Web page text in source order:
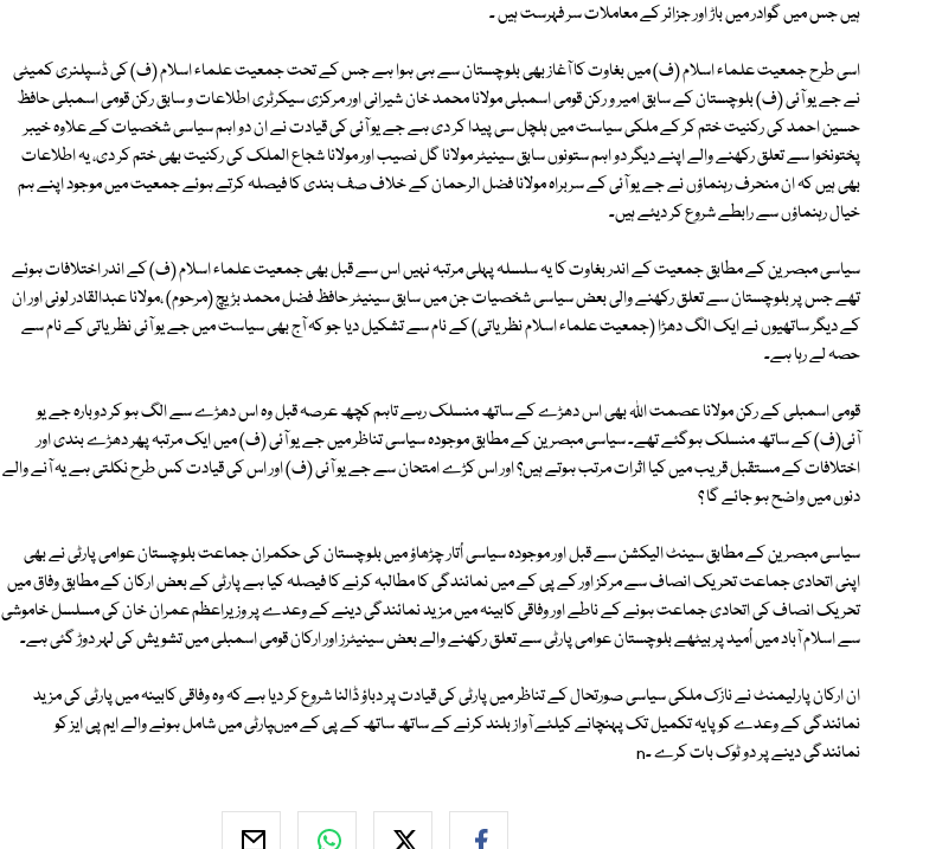
ہیں جس میں گوادر میں باڑ اور جزائر کے معاملات سر فہرست ہیں ۔
اسی طرح جمعیت علماء اسلام (ف) میں بغاوت کا آغاز بھی بلوچستان سے ہی ہوا ہے جس کے تحت جمعیت علماء اسلام (ف) کی ڈسپلنری کمیٹی
نے جے یو آئی (ف) بلوچستان کے سابق امیر و رکن قومی اسمبلی مولانا محمد خان شیرانی اور مرکزی سیکرٹری اطلاعات و سابق رکن قومی اسمبلی حافظ
حسین احمد کی رکنیت ختم کر کے ملکی سیاست میں ہلچل سی پیدا کر دی ہے جے یو آئی کی قیادت نے ان دو اہم سیاسی شخصیات کے علاوہ خیبر
پختونخوا سے تعلق رکھنے والے اپنے دیگر دو اہم ستونوں سابق سینیٹر مولانا گل نصیب اور مولانا شجاع الملک کی رکنیت بھی ختم کر دی، یہ اطلاعات
بھی ہیں کہ ان منحرف رہنماؤں نے جے یو آئی کے سربراہ مولانا فضل الرحمان کے خلاف صف بندی کا فیصلہ کرتے ہوئے جمعیت میں موجود اپنے ہم
خیال رہنماؤں سے رابطے شروع کر دیئے ہیں۔
سیاسی مبصرین کے مطابق جمعیت کے اندر بغاوت کا یہ سلسلہ پہلی مرتبہ نہیں اس سے قبل بھی جمعیت علماء اسلام (ف) کے اندر اختلافات ہوئے
تھے جس پر بلوچستان سے تعلق رکھنے والی بعض سیاسی شخصیات جن میں سابق سینیٹر حافظ فضل محمد بڑیچ (مرحوم) ،مولانا عبدالقادر لونی اور ان
کے دیگر ساتھیوں نے ایک الگ دھڑا (جمعیت علماء اسلام نظریاتی) کے نام سے تشکیل دیا جو کہ آج بھی سیاست میں جے یو آئی نظریاتی کے نام سے
حصہ لے رہا ہے۔
قومی اسمبلی کے رکن مولانا عصمت اﷲ بھی اس دھڑے کے ساتھ منسلک رہے تاہم کچھ عرصہ قبل وہ اس دھڑے سے الگ ہو کر دوبارہ جے یو
آئی(ف) کے ساتھ منسلک ہوگئے تھے۔ سیاسی مبصرین کے مطابق موجودہ سیاسی تناظر میں جے یو آئی (ف) میں ایک مرتبہ پھر دھڑے بندی اور
اختلافات کے مستقبل قریب میں کیا اثرات مرتب ہوتے ہیں؟ اور اس کڑے امتحان سے جے یو آئی (ف) اور اس کی قیادت کس طرح نکلتی ہے یہ آنے والے
دنوں میں واضح ہو جائے گا ؟
سیاسی مبصرین کے مطابق سینٹ الیکشن سے قبل اور موجودہ سیاسی اُتار چڑھاؤ میں بلوچستان کی حکمران جماعت بلوچستان عوامی پارٹی نے بھی
اپنی اتحادی جماعت تحریک انصاف سے مرکز اور کے پی کے میں نمائندگی کا مطالبہ کرنے کا فیصلہ کیا ہے پارٹی کے بعض ارکان کے مطابق وفاق میں
تحریک انصاف کی اتحادی جماعت ہونے کے ناطے اور وفاقی کابینہ میں مزید نمائندگی دینے کے وعدے پر وزیراعظم عمران خان کی مسلسل خاموشی
سے اسلام آباد میں اُمید پر بیٹھے بلوچستان عوامی پارٹی سے تعلق رکھنے والے بعض سینیٹرز اور ارکان قومی اسمبلی میں تشویش کی لہر دوڑ گئی ہے۔
ان ارکان پارلیمنٹ نے نازک ملکی سیاسی صورتحال کے تناظر میں پارٹی کی قیادت پر دباؤ ڈالنا شروع کر دیا ہے کہ وہ وفاقی کابینہ میں پارٹی کی مزید
نمائندگی کے وعدے کو پایہ تکمیل تک پہنچانے کیلئے آواز بلند کرنے کے ساتھ ساتھ کے پی کے میںپارٹی میں شامل ہونے والے ایم پی ایز کو
نمائندگی دینے پر دو ٹوک بات کرے ۔n